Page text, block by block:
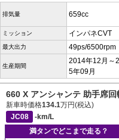
排気量 659cc
ミッション インパネCVT
最大出力 49ps/6500rpm
生産期間
2014年12月～
5年09月
660 X アンシャンテ 助手席回
新車時価格134.1万円(税込)
JC08
-km/L
満タンでどこまで走る？